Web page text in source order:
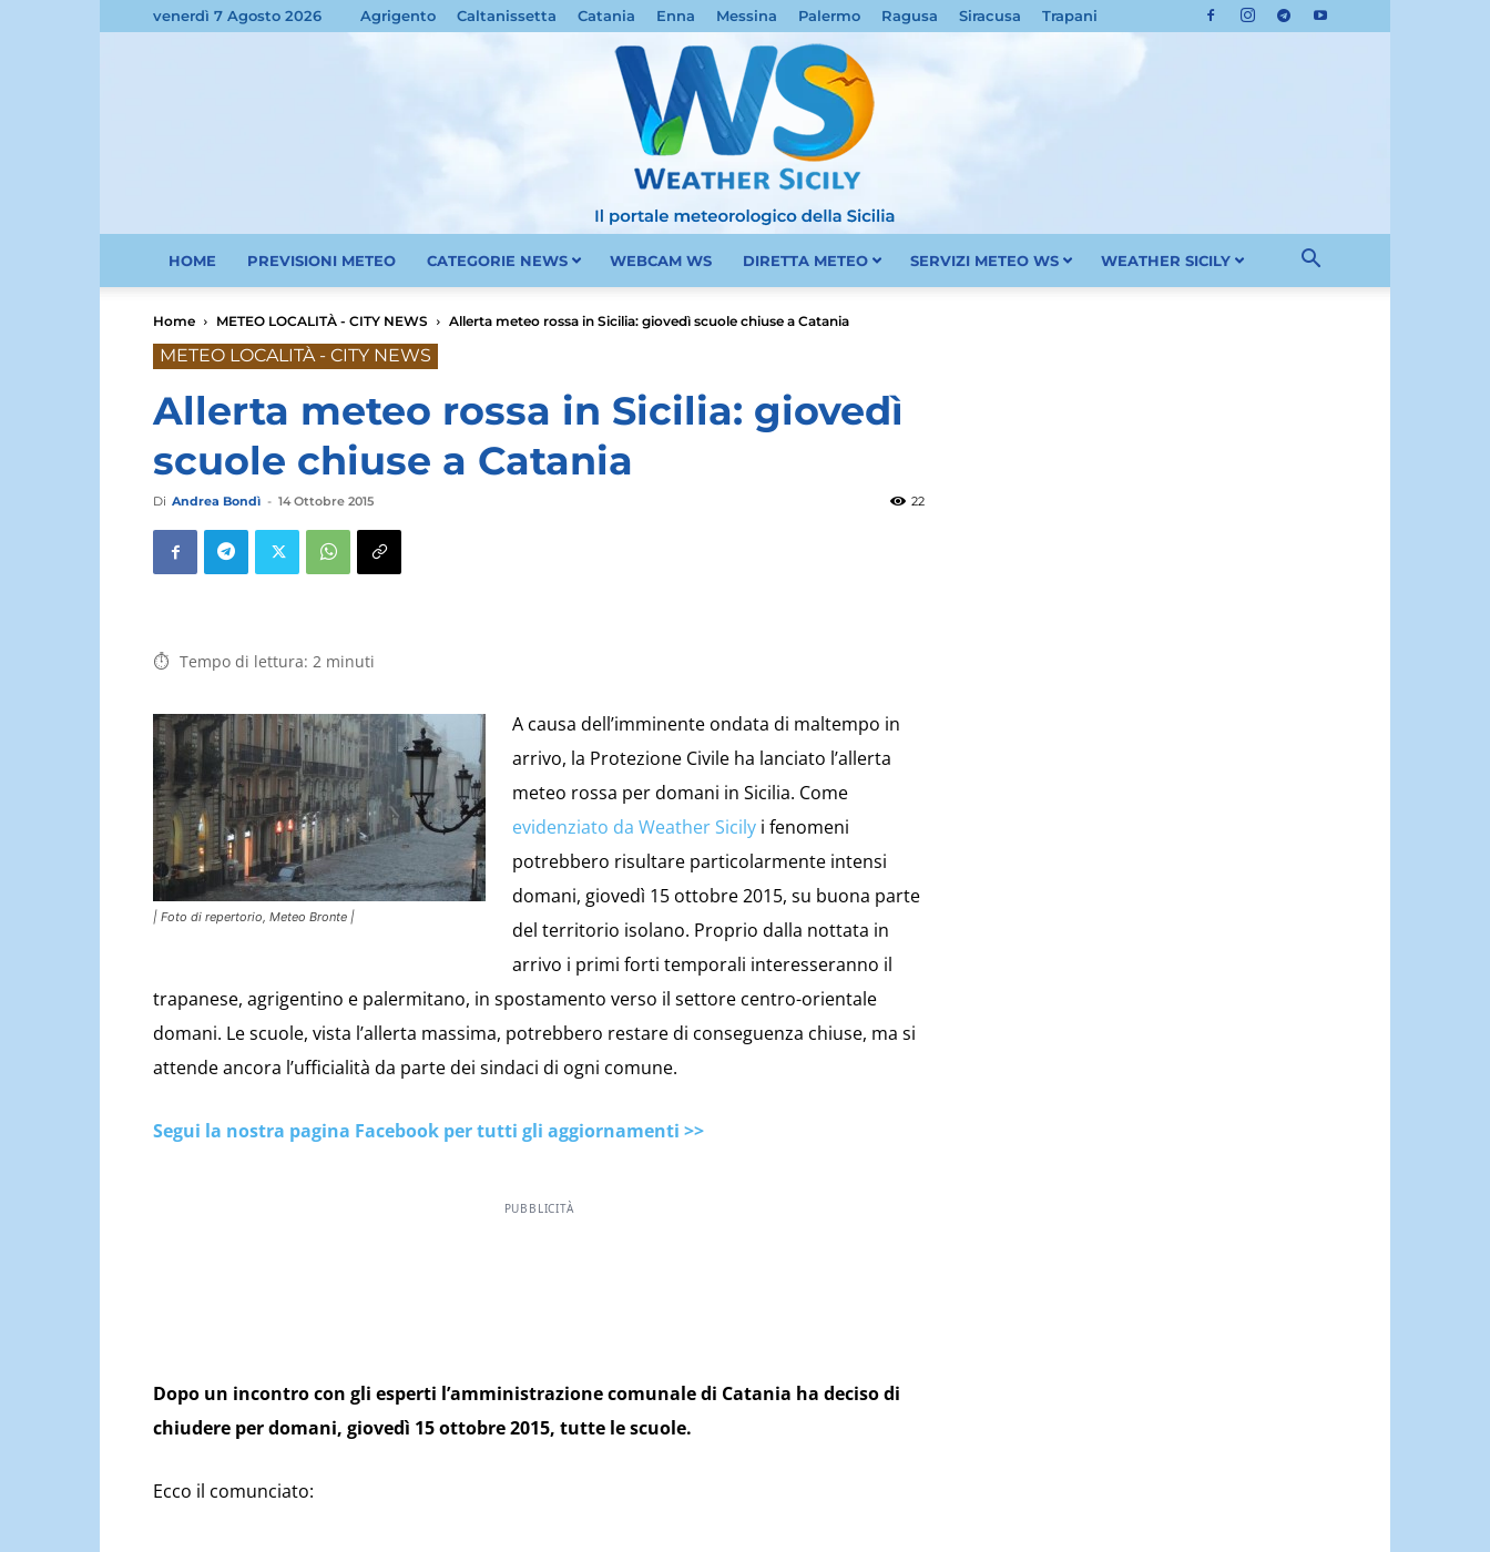
venerdì 7 Agosto 2026 Agrigento Caltanissetta Catania Enna Messina Palermo Ragusa Siracusa Trapani
Weather
HOME PREVISIONI METEO CATEGORIE NEWS WEBCAM WS DIRETTA METEO SERVIZI METEO WS WEATHER SICILY
Home METEO LOCALITÀ - CITY NEWS Allerta meteo rossa in Sicilia: giovedì scuole chiuse a Catania
METEO LOCALITÀ - CITY NEWS
Allerta meteo rossa in Sicilia: giovedì
scuole chiuse a Catania
Di Andrea Bondì - 14 Ottobre 2015 22
Tempo di lettura: 2 minuti
| Foto di repertorio, Meteo Bronte |
A causa dell’imminente ondata di maltempo in
arrivo, la Protezione Civile ha lanciato l’allerta
meteo rossa per domani in Sicilia. Come
evidenziato da Weather Sicily i fenomeni
potrebbero risultare particolarmente intensi
domani, giovedì 15 ottobre 2015, su buona parte
del territorio isolano. Proprio dalla nottata in
arrivo i primi forti temporali interesseranno il
trapanese, agrigentino e palermitano, in spostamento verso il settore centro-orientale
domani. Le scuole, vista l’allerta massima, potrebbero restare di conseguenza chiuse, ma si
attende ancora l’ufficialità da parte dei sindaci di ogni comune.
Segui la nostra pagina Facebook per tutti gli aggiornamenti >>
PUBBLICITÀ
Dopo un incontro con gli esperti l’amministrazione comunale di Catania ha deciso di
chiudere per domani, giovedì 15 ottobre 2015, tutte le scuole.
Ecco il comunciato: